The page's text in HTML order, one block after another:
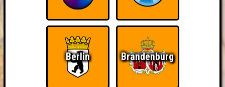
Berlin Brandenburg